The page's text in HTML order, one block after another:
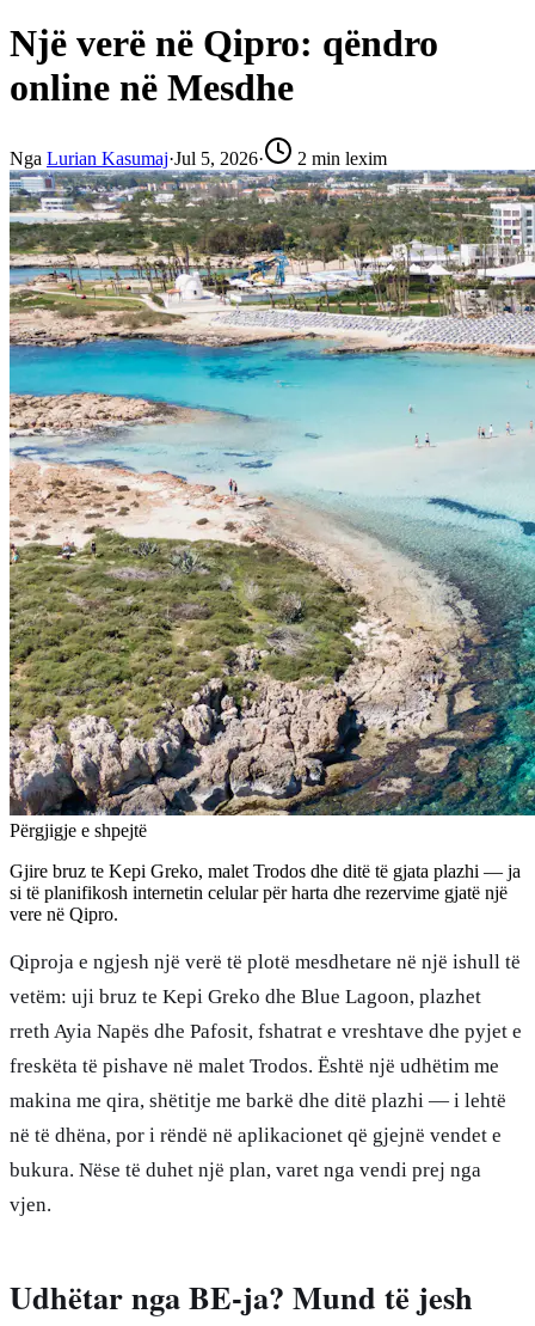
Një verë në Qipro: qëndro
online në Mesdhe
Nga Lurian Kasumaj·Jul 5, 2026· 2 min lexim
Përgjigje e shpejtë
Gjire bruz te Kepi Greko, malet Trodos dhe ditë të gjata plazhi — ja
si të planifikosh internetin celular për harta dhe rezervime gjatë një
vere në Qipro.
Qiproja e ngjesh një verë të plotë mesdhetare në një ishull të
vetëm: uji bruz te Kepi Greko dhe Blue Lagoon, plazhet
rreth Ayia Napës dhe Pafosit, fshatrat e vreshtave dhe pyjet e
freskëta të pishave në malet Trodos. Është një udhëtim me
makina me qira, shëtitje me barkë dhe ditë plazhi — i lehtë
në të dhëna, por i rëndë në aplikacionet që gjejnë vendet e
bukura. Nëse të duhet një plan, varet nga vendi prej nga
vjen.
Udhëtar nga BE-ja? Mund të jesh